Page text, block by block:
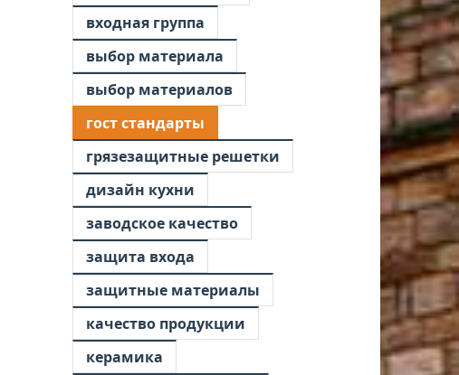
входная группа
выбор материала
выбор материалов
гост стандарты
грязезащитные решетки
дизайн кухни
заводское качество
защита входа
защитные материалы
качество продукции
керамика